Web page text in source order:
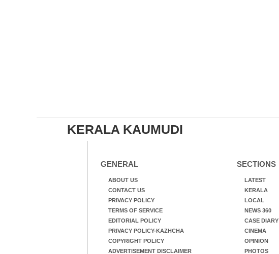
KERALA KAUMUDI
GENERAL
ABOUT US
CONTACT US
PRIVACY POLICY
TERMS OF SERVICE
EDITORIAL POLICY
PRIVACY POLICY-KAZHCHA
COPYRIGHT POLICY
ADVERTISEMENT DISCLAIMER
SECTIONS
LATEST
KERALA
LOCAL
NEWS 360
CASE DIARY
CINEMA
OPINION
PHOTOS